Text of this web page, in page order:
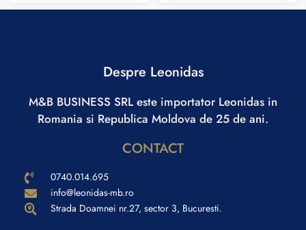
Despre Leonidas
M&B BUSINESS SRL este importator Leonidas in
Romania si Republica Moldova de 25 de ani.
CONTACT
0740.014.695
info@leonidas-mb.ro
Strada Doamnei nr.27, sector 3, Bucuresti.